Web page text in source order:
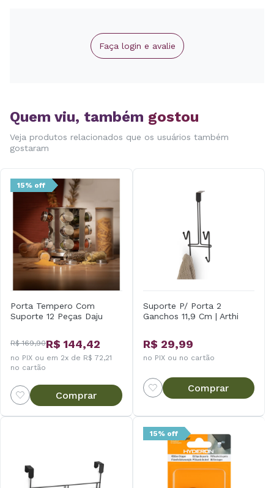
Faça login e avalie
Quem viu, também gostou
Veja produtos relacionados que os usuários também
gostaram
15% off
Porta Tempero Com
Suporte 12 Peças Daju
R$ 169,90R$ 144,42
no PIX ou em 2x de R$ 72,21
no cartão
Comprar
Suporte P/ Porta 2
Ganchos 11,9 Cm | Arthi
R$ 29,99
no PIX ou no cartão
Comprar
15% off